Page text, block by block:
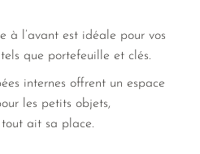
à l’avant est idéale pour vos
que portefeuille et clés.
internes offrent un espace
les petits objets,
ait sa place.